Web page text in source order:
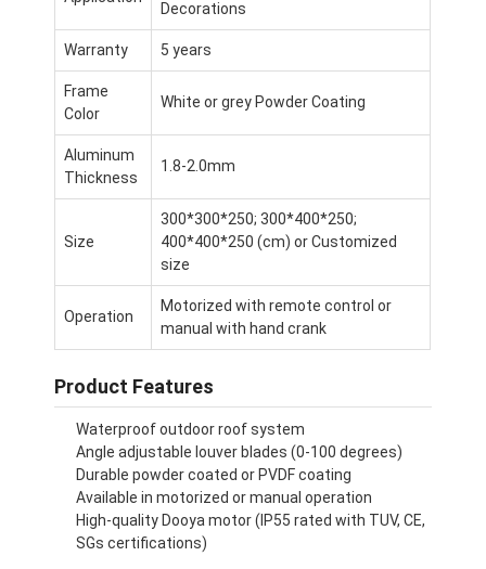
Pergola für leichte Zwecke
Elektrische Sonnenschutzwand
Garten-Carports
Zipbahn-Vorhänge
Erweiterte Pergola aus Aluminium
Markisenzusätze
Decorations
Warranty 5 years
Frame
Color
White or grey Powder Coating
Aluminum
Thickness
1.8-2.0mm
Size
300*300*250; 300*400*250;
400*400*250 (cm) or Customized
size
Operation
Motorized with remote control or
manual with hand crank
Product Features
Waterproof outdoor roof system
Angle adjustable louver blades (0-100 degrees)
Durable powder coated or PVDF coating
Available in motorized or manual operation
High-quality Dooya motor (IP55 rated with TUV, CE,
SGs certifications)